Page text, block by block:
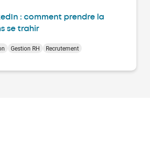
: comment prendre la
se trahir
Gestion RH Recrutement